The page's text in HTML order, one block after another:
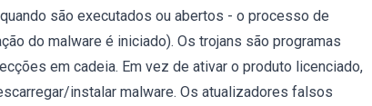
são executados ou abertos - o processo de
do malware é iniciado). Os trojans são programas
em cadeia. Em vez de ativar o produto licenciado,
instalar malware. Os atualizadores falsos